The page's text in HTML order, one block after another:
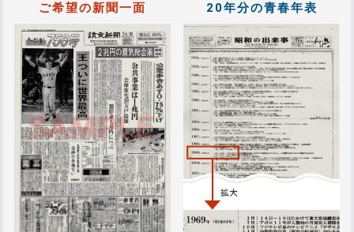
ご希望の新聞一面 20年分の青春年表